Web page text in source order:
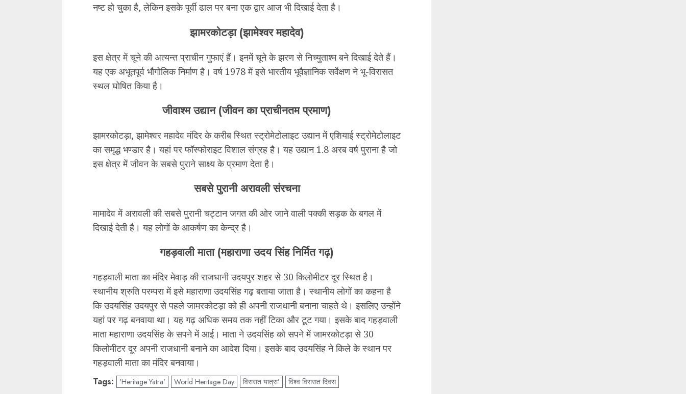
नष्ट हो चुका है, लेकिन इसके पूर्वी ढाल पर बना एक द्वार आज भी दिखाई देता है।
झामरकोटड़ा (झामेश्वर महादेव)
इस क्षेत्र में चूने की अत्यन्त प्राचीन गुफाएं हैं। इनमें चूने के झरण से निच्युताश्म बने दिखाई देते हैं।
यह एक अभूतपूर्व भौगोलिक निर्माण है। वर्ष 1978 में इसे भारतीय भूवैज्ञानिक सर्वेक्षण ने भू-विरासत
स्थल घोषित किया है।
जीवाश्म उद्यान (जीवन का प्राचीनतम प्रमाण)
झामरकोटड़ा, झामेश्वर महादेव मंदिर के करीब स्थित स्ट्रोमेटोलाइट उद्यान में एशियाई स्ट्रोमेटोलाइट
का समृद्ध भण्डार है। यहां पर फॉस्फोराइट विशाल संग्रह है। यह उद्यान 1.8 अरब वर्ष पुराना है जो
इस क्षेत्र में जीवन के सबसे पुराने साक्ष्य के प्रमाण देता है।
सबसे पुरानी अरावली संरचना
मामादेव में अरावली की सबसे पुरानी चट्टान जगत की ओर जाने वाली पक्की सड़क के बगल में
दिखाई देती है। यह लोगों के आकर्षण का केन्द्र है।
गहड़वाली माता (महाराणा उदय सिंह निर्मित गढ़)
गहड़वाली माता का मंदिर मेवाड़ की राजधानी उदयपुर शहर से 30 किलोमीटर दूर स्थित है।
स्थानीय श्रुति परम्परा में इसे महाराणा उदयसिंह गढ़ बताया जाता है। स्थानीय लोगों का कहना है
कि उदयसिंह उदयपुर से पहले जामरकोटड़ा को ही अपनी राजधानी बनाना चाहते थे। इसलिए उन्होंने
यहां पर गढ़ बनवाया था। यह गढ़ अधिक समय तक नहीं टिका और टूट गया। इसके बाद गहड़वाली
माता महाराणा उदयसिंह के सपने में आई। माता ने उदयसिंह को सपने में जामरकोटड़ा से 30
किलोमीटर दूर अपनी राजधानी बनाने का आदेश दिया। इसके बाद उदयसिंह ने किले के स्थान पर
गहड़वाली माता का मंदिर बनवाया।
Tags: 'Heritage Yatra' World Heritage Day विरासत यात्रा’ विश्व विरासत दिवस